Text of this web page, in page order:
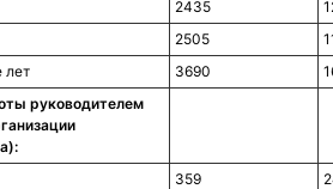
2435
2505
лет
3690
руководителем
359